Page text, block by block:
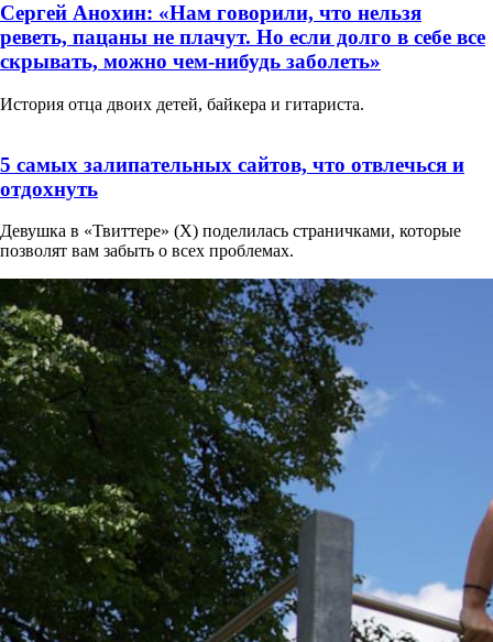
Сергей Анохин: «Нам говорили, что нельзя
реветь, пацаны не плачут. Но если долго в себе все
скрывать, можно чем-нибудь заболеть»
История отца двоих детей, байкера и гитариста.
5 самых залипательных сайтов, что отвлечься и
отдохнуть
Девушка в «Твиттере» (X) поделилась страничками, которые
позволят вам забыть о всех проблемах.